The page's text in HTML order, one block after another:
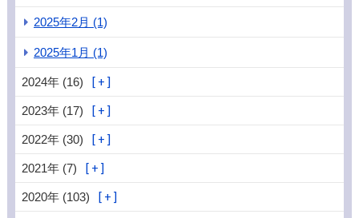
2025年2月 (1)
2025年1月 (1)
2024年 (16)
2023年 (17)
2022年 (30)
2021年 (7)
2020年 (103)